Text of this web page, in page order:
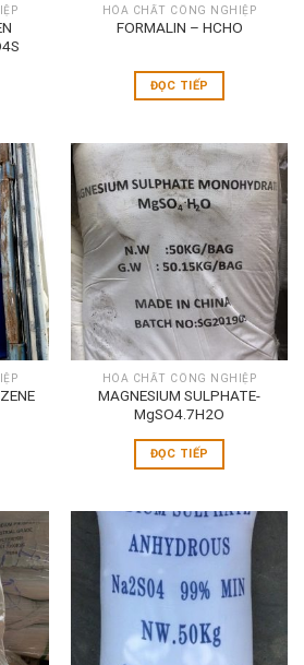
HÓA CHẤT CÔNG NGHIỆP
FORMALIN – HCHO
ĐỌC TIẾP
HÓA CHẤT CÔNG NGHIỆP
MAGNESIUM SULPHATE-
MgSO4.7H2O
ĐỌC TIẾP